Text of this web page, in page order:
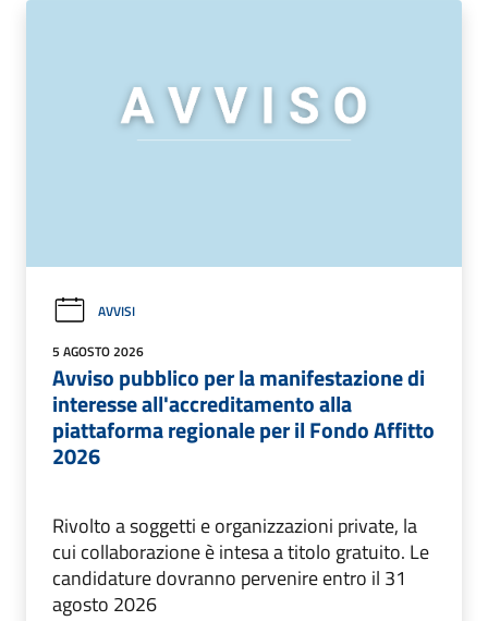
AVVISI
5 AGOSTO 2026
Avviso pubblico per la manifestazione di
interesse all'accreditamento alla
piattaforma regionale per il Fondo Affitto
2026
Rivolto a soggetti e organizzazioni private, la
cui collaborazione è intesa a titolo gratuito. Le
candidature dovranno pervenire entro il 31
agosto 2026